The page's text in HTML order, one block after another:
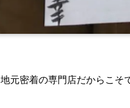
地元密着の専門店だからこそ